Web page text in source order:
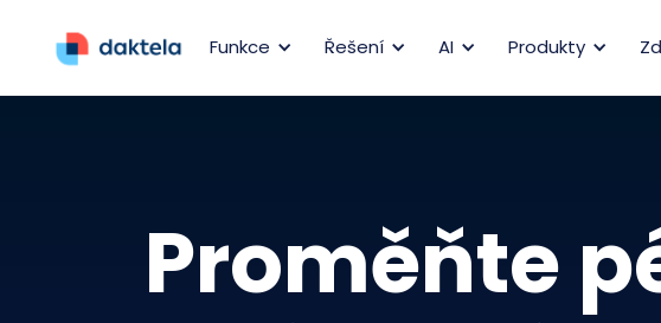
Funkce Řešení AI Produkty
Proměňte